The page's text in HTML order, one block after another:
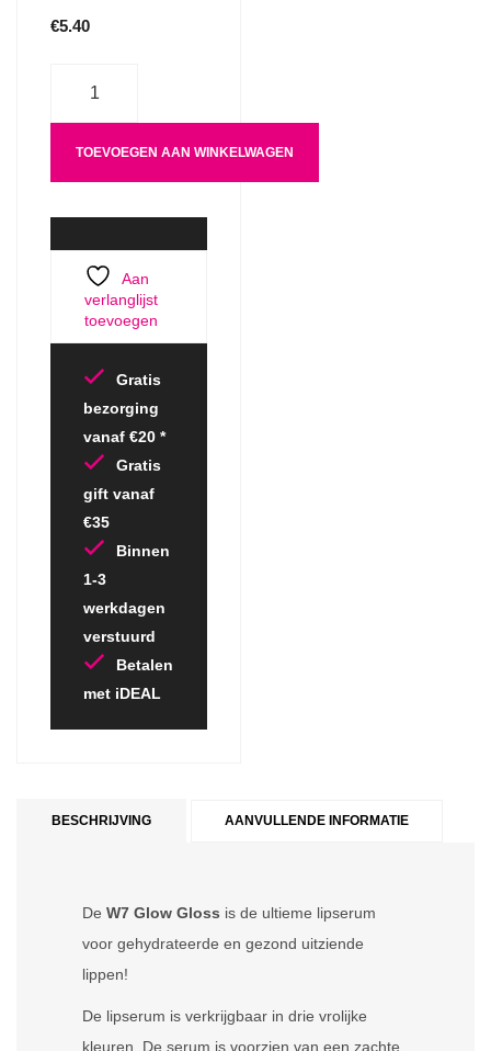
€5.40
TOEVOEGEN AAN WINKELWAGEN
Aan
verlanglijst
toevoegen
Gratis
bezorging
vanaf €20 *
Gratis
gift vanaf
€35
Binnen
1-3
werkdagen
verstuurd
Betalen
met iDEAL
BESCHRIJVING AANVULLENDE INFORMATIE
De W7 Glow Gloss is de ultieme lipserum
voor gehydrateerde en gezond uitziende
lippen!
De lipserum is verkrijgbaar in drie vrolijke
kleuren. De serum is voorzien van een zachte